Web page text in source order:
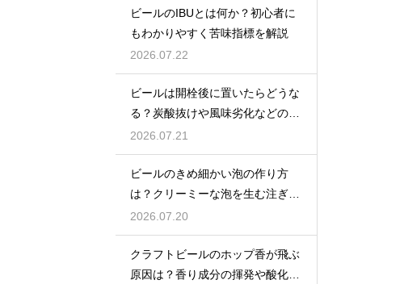
ビールのIBUとは何か？初心者に
もわかりやすく苦味指標を解説
2026.07.22
ビールは開栓後に置いたらどうな
る？炭酸抜けや風味劣化などの影
響を解説
2026.07.21
ビールのきめ細かい泡の作り方
は？クリーミーな泡を生む注ぎ方
のコツ
2026.07.20
クラフトビールのホップ香が飛ぶ
原因は？香り成分の揮発や酸化で